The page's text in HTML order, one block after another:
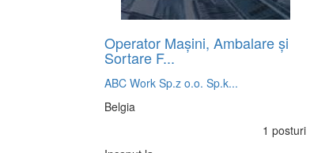
Operator Mașini, Ambalare și
Sortare F...
ABC Work Sp.z o.o. Sp.k...
Belgia
1 posturi